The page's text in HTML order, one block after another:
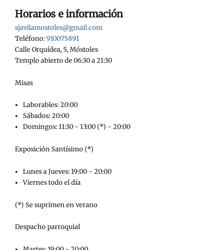
Horarios e información
sjavilamostoles@gmail.com
Teléfono:910075891
Calle Orquídea, 5, Móstoles
Templo abierto de 06:30 a 21:30
Misas
Laborables: 20:00
Sábados: 20:00
Domingos: 11:30 - 13:00 (*) - 20:00
Exposición Santísimo (*)
Lunes a Jueves: 19:00 - 20:00
Viernes todo el día
(*) Se suprimen en verano
Despacho parroquial